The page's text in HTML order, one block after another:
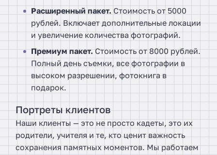
Расширенный пакет. Стоимость от 5000
рублей. Включает дополнительные локации
и увеличение количества фотографий.
Премиум пакет.Стоимость от 8000 рублей.
Полный день съемки, все фотографии в
высоком разрешении, фотокнига в
подарок.
Портреты клиентов
Наши клиенты — это не просто кадеты, это их
родители, учителя и те, кто ценит важность
сохранения памятных моментов. Мы работаем